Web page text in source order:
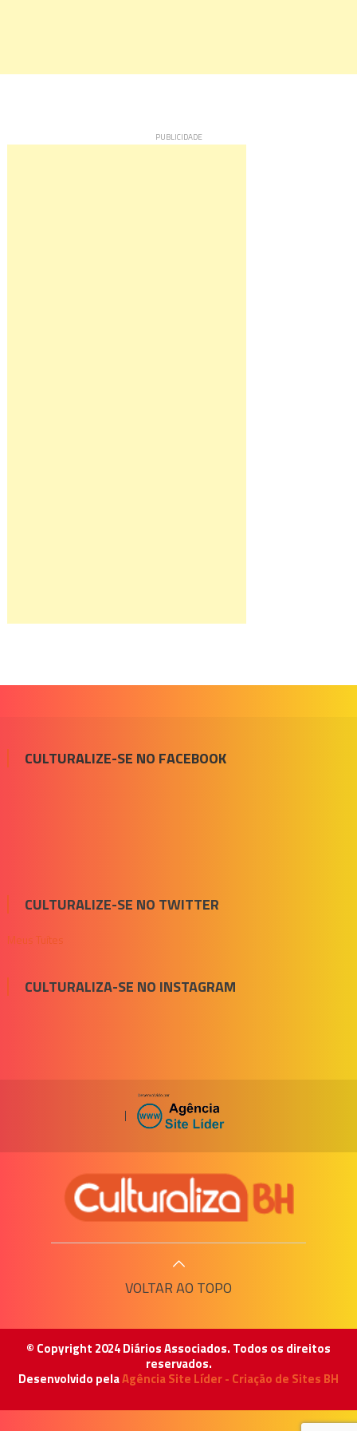
CULTURALIZE-SE NO FACEBOOK
CULTURALIZE-SE NO TWITTER
Meus Tuítes
CULTURALIZA-SE NO INSTAGRAM
|
VOLTAR AO TOPO
© Copyright 2024 Diários Associados. Todos os direitos
reservados.
Desenvolvido pelaAgência Site Líder - Criação de Sites BH